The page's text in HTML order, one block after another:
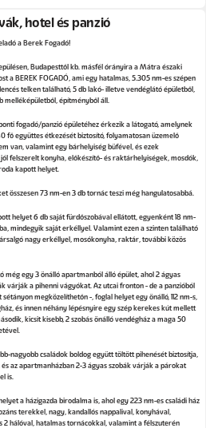
hotel és panzió
a Berek Fogadó!
Budapesttől kb. másfél órányira a Mátra északi
a BEREK FOGADÓ, ami egy hatalmas, 5.305 nm-es szépen
telken található, 5 db lakó- illetve vendéglátó épületből,
melléképületből, építményből áll.
fogadó/panzió épületéhez érkezik a látogató, amelynek
fő együttes étkezését biztosító, folyamatosan üzemelő
van, valamint egy bárhelyiség büfével, és ezek
felszerelt konyha, előkészítő- és raktárhelyiségek, mosdók,
kapott helyet.
összesen 73 nm-en 3 db tornác teszi még hangulatosabbá.
helyet 6 db saját fürdőszobával ellátott, egyenként 18 nm-
mindegyik saját erkéllyel. Valamint ezen a szinten található
nagy erkéllyel, mosókonyha, raktár, további közös
még egy 3 önálló apartmanból álló épület, ahol 2 ágyas
várják a pihenni vágyókat. Az utcai fronton - de a panzióból
megközelíthetőn -, foglal helyet egy önálló, 112 nm-s,
és innen néhány lépésnyire egy szép kerekes kút mellett
kicsit kisebb, 2 szobás önálló vendégház a maga 50
nagyobb családok boldog együtt töltött pihenését biztosítja,
és az apartmanházban 2-3 ágyas szobák várják a párokat
is.
a házigazda birodalma is, ahol egy 223 nm-es családi ház
terekkel, nagy, kandallós nappalival, konyhával,
2 hálóval, hatalmas tornácokkal, valamint a félszuterén